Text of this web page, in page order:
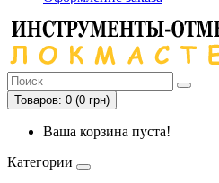
Товаров: 0 (0 грн)
Ваша корзина пуста!
Категории